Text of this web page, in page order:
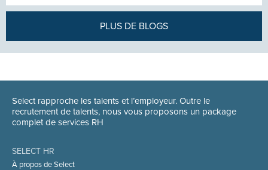
PLUS DE BLOGS
Select rapproche les talents et l’employeur. Outre le
recrutement de talents, nous vous proposons un package
complet de services RH
SELECT HR
À propos de Select